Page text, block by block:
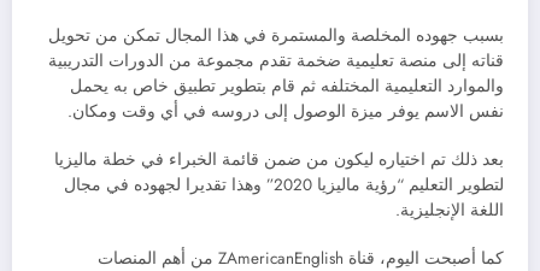
بسبب جهوده المخلصة والمستمرة في هذا المجال تمكن من تحويل
قناته إلى منصة تعليمية ضخمة تقدم مجموعة من الدورات التدريبية
والموارد التعليمية المختلفه ثم قام بتطوير تطبيق خاص به يحمل
نفس الاسم يوفر ميزة الوصول إلى دروسه في أي وقت ومكان.
بعد ذلك تم اختياره ليكون من ضمن قائمة الخبراء في خطة ماليزيا
لتطوير التعليم “رؤية ماليزيا 2020” وهذا تقديرا لجهوده في مجال
اللغة الإنجليزية.
كما أصبحت اليوم، قناة ZAmericanEnglish من أهم المنصات